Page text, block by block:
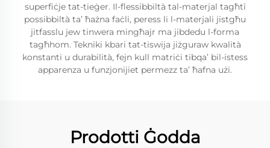
superfiċje tat-tieġer. Il-flessibbiltà tal-materjal tagħtī
possibbiltà ta’ ħażna faċli, peress li l-materjali jistgħu
jitfasslu jew tinwera mingħajr ma jibdedu l-forma
tagħhom. Tekniki kbari tat-tiswija jiżguraw kwalità
konstanti u durabilità, fejn kull matriċi tibqa’ bil-istess
apparenza u funzjonijiet permezz ta’ ħafna użi.
Prodotti Ġodda